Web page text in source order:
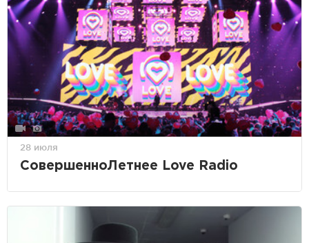
28 июля
СовершенноЛетнее Love Radio